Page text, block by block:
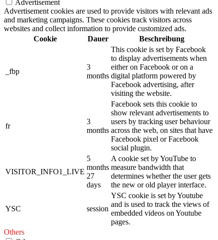
Advertisement
Advertisement cookies are used to provide visitors with relevant ads
and marketing campaigns. These cookies track visitors across
websites and collect information to provide customized ads.
Cookie
Dauer Beschreibung
_fbp
3
months
This cookie is set by Facebook
to display advertisements when
either on Facebook or on a
digital platform powered by
Facebook advertising, after
visiting the website.
fr
3
months
Facebook sets this cookie to
show relevant advertisements to
users by tracking user behaviour
across the web, on sites that have
Facebook pixel or Facebook
social plugin.
VISITOR_INFO1_LIVE
5
months
27
days
A cookie set by YouTube to
measure bandwidth that
determines whether the user gets
the new or old player interface.
YSC session
YSC cookie is set by Youtube
and is used to track the views of
embedded videos on Youtube
pages.
Others